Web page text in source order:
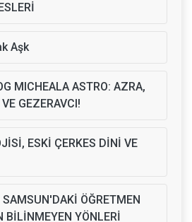
Aşk
MICHEALA ASTRO: AZRA,
GEZERAVCI!
ESKİ ÇERKES DİNİ VE
SAMSUN'DAKİ ÖĞRETMEN
BİLİNMEYEN YÖNLERİ